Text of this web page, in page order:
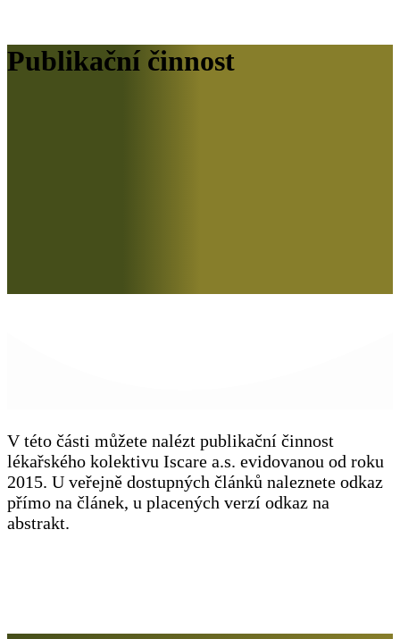
Publikační činnost
V této části můžete nalézt publikační činnost
lékařského kolektivu Iscare a.s. evidovanou od roku
2015. U veřejně dostupných článků naleznete odkaz
přímo na článek, u placených verzí odkaz na
abstrakt.